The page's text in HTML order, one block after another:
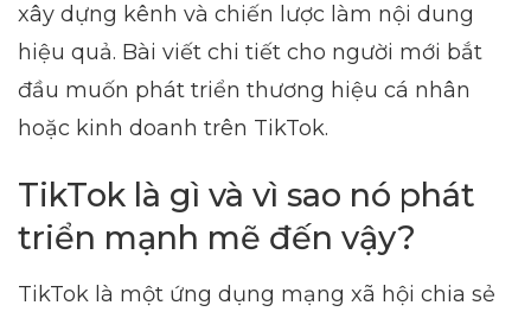
xây dựng kênh và chiến lược làm nội dung
hiệu quả. Bài viết chi tiết cho người mới bắt
đầu muốn phát triển thương hiệu cá nhân
hoặc kinh doanh trên TikTok.
TikTok là gì và vì sao nó phát
triển mạnh mẽ đến vậy?
TikTok là một ứng dụng mạng xã hội chia sẻ